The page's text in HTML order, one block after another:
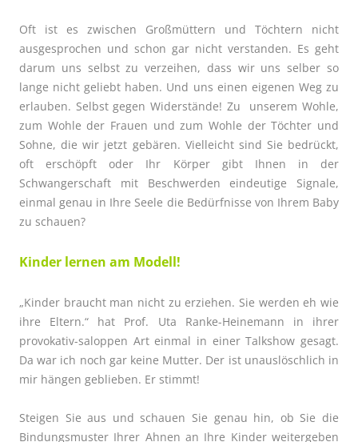
Oft ist es zwischen Großmüttern und Töchtern nicht
ausgesprochen und schon gar nicht verstanden. Es geht
darum uns selbst zu verzeihen, dass wir uns selber so
lange nicht geliebt haben. Und uns einen eigenen Weg zu
erlauben. Selbst gegen Widerstände! Zu unserem Wohle,
zum Wohle der Frauen und zum Wohle der Töchter und
Sohne, die wir jetzt gebären. Vielleicht sind Sie bedrückt,
oft erschöpft oder Ihr Körper gibt Ihnen in der
Schwangerschaft mit Beschwerden eindeutige Signale,
einmal genau in Ihre Seele die Bedürfnisse von Ihrem Baby
zu schauen?
Kinder lernen am Modell!
„Kinder braucht man nicht zu erziehen. Sie werden eh wie
ihre Eltern.“ hat Prof. Uta Ranke-Heinemann in ihrer
provokativ-saloppen Art einmal in einer Talkshow gesagt.
Da war ich noch gar keine Mutter. Der ist unauslöschlich in
mir hängen geblieben. Er stimmt!
Steigen Sie aus und schauen Sie genau hin, ob Sie die
Bindungsmuster Ihrer Ahnen an Ihre Kinder weitergeben